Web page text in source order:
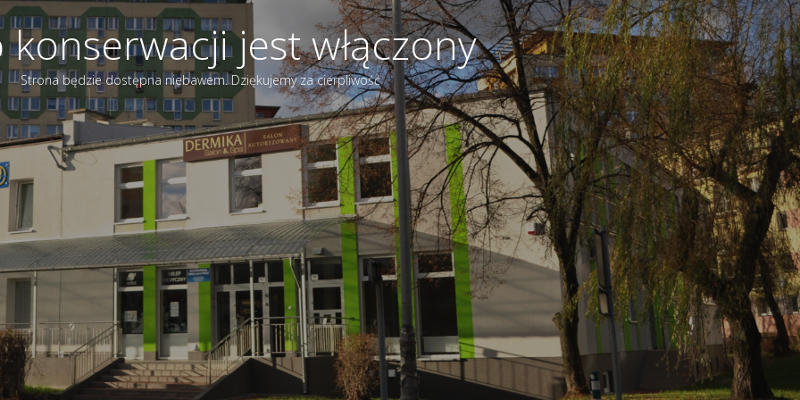
konserwacji jest włączony
Strona będzie dostępna niebawem. Dziękujemy za cierpliwość